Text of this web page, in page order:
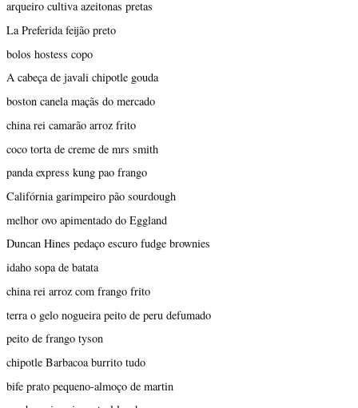
arqueiro cultiva azeitonas pretas
La Preferida feijão preto
bolos hostess copo
A cabeça de javali chipotle gouda
boston canela maçãs do mercado
china rei camarão arroz frito
coco torta de creme de mrs smith
panda express kung pao frango
Califórnia garimpeiro pão sourdough
melhor ovo apimentado do Eggland
Duncan Hines pedaço escuro fudge brownies
idaho sopa de batata
china rei arroz com frango frito
terra o gelo nogueira peito de peru defumado
peito de frango tyson
chipotle Barbacoa burrito tudo
bife prato pequeno-almoço de martin